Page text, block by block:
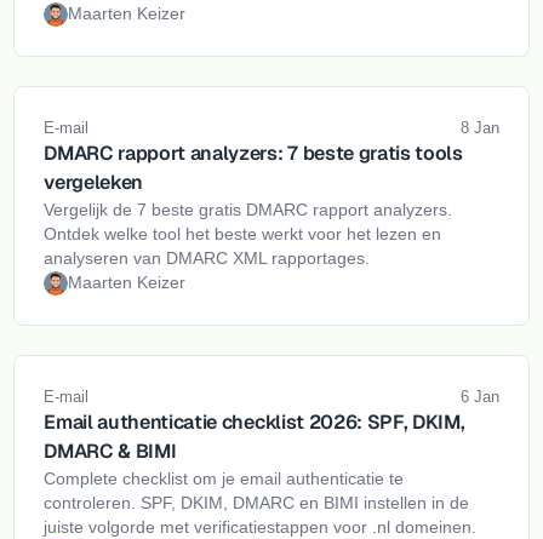
Maarten Keizer
E-mail 8 Jan
DMARC rapport analyzers: 7 beste gratis tools
vergeleken
Vergelijk de 7 beste gratis DMARC rapport analyzers.
Ontdek welke tool het beste werkt voor het lezen en
analyseren van DMARC XML rapportages.
Maarten Keizer
E-mail 6 Jan
Email authenticatie checklist 2026: SPF, DKIM,
DMARC & BIMI
Complete checklist om je email authenticatie te
controleren. SPF, DKIM, DMARC en BIMI instellen in de
juiste volgorde met verificatiestappen voor .nl domeinen.